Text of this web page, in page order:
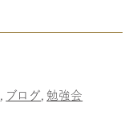
ブログ 勉強会